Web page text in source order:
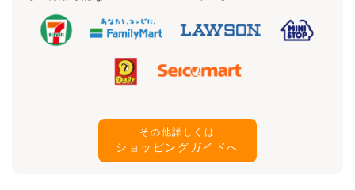
その他詳しくは
ショッピングガイドへ